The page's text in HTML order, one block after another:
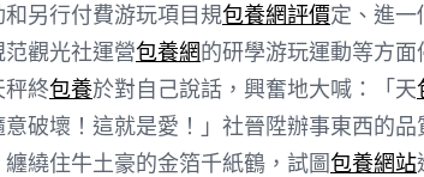
和另行付費游玩項目規包養網評價定、進一
觀光社運營包養網的研學游玩運動等方
秤終包養於對自己說話，興奮地大喊：「天
破壞！這就是愛！」社晉陞辦事東西的
繞住牛土豪的金箔千紙鶴，試圖包養網站